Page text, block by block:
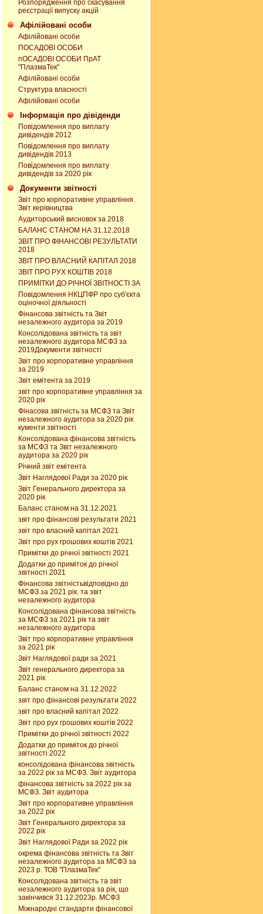
Розпорядження про скасування
реєстрації випуску акцій
Афілійовані оcоби
Афілійовані оcоби
ПОСАДОВІ ОСОБИ
пОСАДОВІ ОСОБИ ПрАТ
"ПлазмаТек"
Афілійовані оcоби
Структура власності
Афілійовані оcоби
Інформація про дівіденди
Повідомлення про виплату
дивідендів 2012
Повідомлення про виплату
дивідендів 2013
Повідомлення про виплату
дивідендів за 2020 рік
Документи звітності
Звіт про корпоративне управління.
Звіт керівництва
Аудиторський висновок за 2018
БАЛАНС СТАНОМ НА 31.12.2018
ЗВІТ ПРО ФІНАНСОВІ РЕЗУЛЬТАТИ
2018
ЗВІТ ПРО ВЛАСНИЙ КАПІТАЛ 2018
ЗВІТ ПРО РУХ КОШТІВ 2018
ПРИМІТКИ ДО РІЧНОЇ ЗВІТНОСТІ ЗА
Повідомлення НКЦПФР про суб'єкта
оціночної діяльності
Фінансова звітність та Звіт
незалежного аудитора за 2019
Консолідована звітність та звіт
незалежного аудитора МСФЗ за
2019Документи звітності
Звіт про корпоративне управління
за 2019
Звіт емітента за 2019
звіт про корпоративне управління за
2020 рік
Фінасова звітність за МСФЗ та Звіт
незалежного аудитора за 2020 рік
кументи звітності
Консолідована фінансова звітність
за МСФЗ та Звіт незалежного
аудитора за 2020 рік
Річний звіт емітента
Звіт Наглядової Ради за 2020 рік
Звіт Генерального директора за
2020 рік
Баланс станом на 31.12.2021
звіт про фінансові результати 2021
звіт про власний капітал 2021
Звіт про рух грошових коштів 2021
Примітки до річної звітності 2021
Додатки до приміток до річної
звітності 2021
Фінансова звітністьвідповідно до
МСФЗ за 2021 рік. та звіт
незалежного аудитора
Консолідована фінансова звітність
за МСФЗ за 2021 рік та звіт
незалежного аудитора
Звіт про корпоративне управління
за 2021 рік
Звіт Наглядової ради за 2021
Звіт генерального директора за
2021 рік
Баланс станом на 31.12.2022
звіт про фінансові результати 2022
звіт про власний капітал 2022
Звіт про рух грошових коштів 2022
Примітки до річної звітності 2022
Додатки до приміток до річної
звітності 2022
консолідована фінансова звітність
за 2022 рік за МСФЗ. Звіт аудитора
фінансова звітність за 2022 рік за
МСФЗ. Звіт аудитора
Звіт про корпоративне управління
за 2022 рік
Звіт Генерального директора за
2022 рік
Звіт Наглядової Ради за 2022 рік
окрема фінансова звітність та Звіт
незалежного аудитора за МСФЗ за
2023 р. ТОВ "ПлазмаТек"
Консолідована звітність та звіт
незалежного аудитора за рік, що
закінчився 31.12.2023р. МСФЗ
Міжнародні стандарти фінансової